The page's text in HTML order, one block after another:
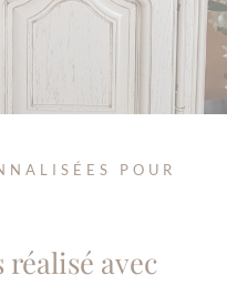
POUR
réalisé avec